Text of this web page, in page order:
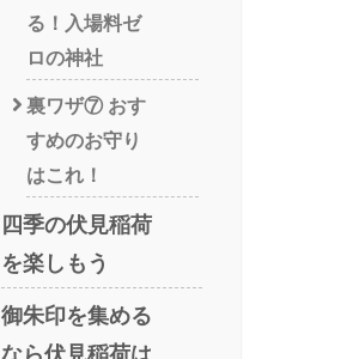
る！入場料ゼ
ロの神社
裏ワザ⑦ おす
すめのお守り
はこれ！
四季の伏見稲荷
を楽しもう
御朱印を集める
なら伏見稲荷は